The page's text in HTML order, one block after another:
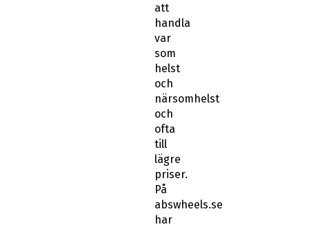
att
handla
var
som
helst
och
närsomhelst
och
ofta
till
lägre
priser.
På
abswheels.se
har